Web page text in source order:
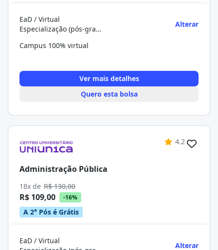
EaD / Virtual
Especialização (pós-graduação)
Alterar
Campus 100% virtual
Ver mais detalhes
Quero esta bolsa
4.2
Administração Pública
18x de R$ 130,00
R$ 109,00 -16%
A 2° Pós é Grátis
EaD / Virtual
Alterar